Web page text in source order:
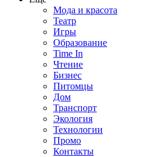
Мода и красота
Театр
Игры
Образование
Time In
Чтение
Бизнес
Питомцы
Дом
Транспорт
Экология
Технологии
Промо
Контакты